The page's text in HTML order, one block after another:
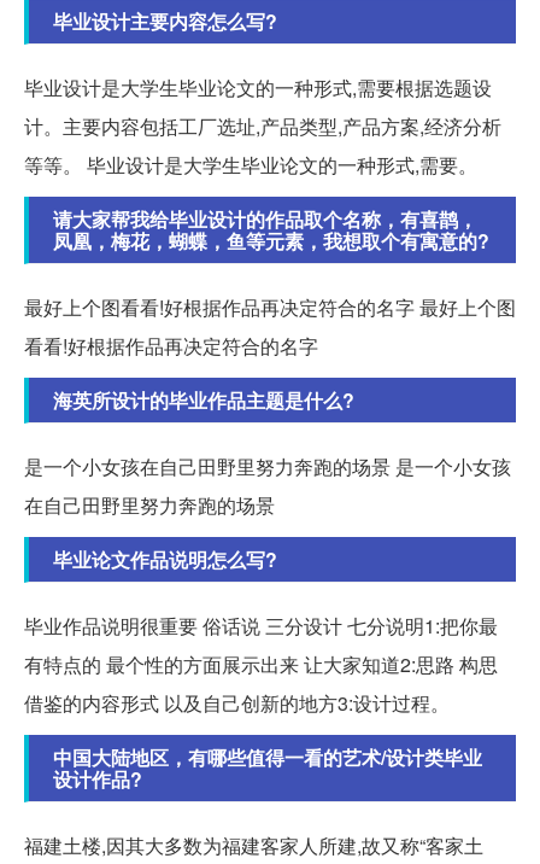
毕业设计主要内容怎么写?
毕业设计是大学生毕业论文的一种形式,需要根据选题设
计。主要内容包括工厂选址,产品类型,产品方案,经济分析
等等。 毕业设计是大学生毕业论文的一种形式,需要。
请大家帮我给毕业设计的作品取个名称，有喜鹊，
凤凰，梅花，蝴蝶，鱼等元素，我想取个有寓意的?
最好上个图看看!好根据作品再决定符合的名字 最好上个图
看看!好根据作品再决定符合的名字
海英所设计的毕业作品主题是什么?
是一个小女孩在自己田野里努力奔跑的场景 是一个小女孩
在自己田野里努力奔跑的场景
毕业论文作品说明怎么写?
毕业作品说明很重要 俗话说 三分设计 七分说明1:把你最
有特点的 最个性的方面展示出来 让大家知道2:思路 构思
借鉴的内容形式 以及自己创新的地方3:设计过程。
中国大陆地区，有哪些值得一看的艺术/设计类毕业
设计作品?
福建土楼,因其大多数为福建客家人所建,故又称“客家土